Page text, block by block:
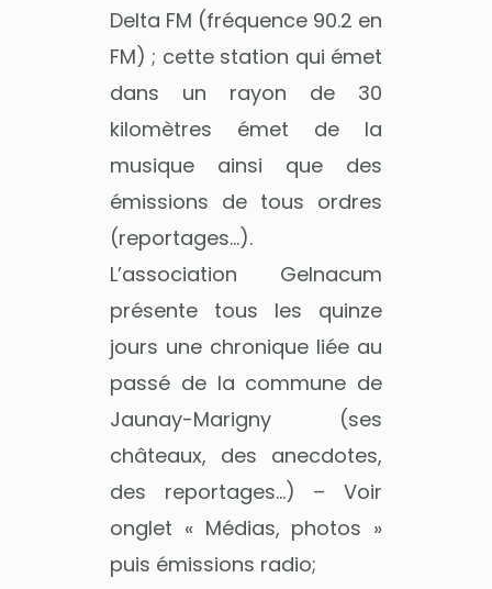
Delta FM (fréquence 90.2 en
FM) ; cette station qui émet
dans un rayon de 30
kilomètres émet de la
musique ainsi que des
émissions de tous ordres
(reportages…).
L’association Gelnacum
présente tous les quinze
jours une chronique liée au
passé de la commune de
Jaunay-Marigny (ses
châteaux, des anecdotes,
des reportages…) – Voir
onglet « Médias, photos »
puis émissions radio;